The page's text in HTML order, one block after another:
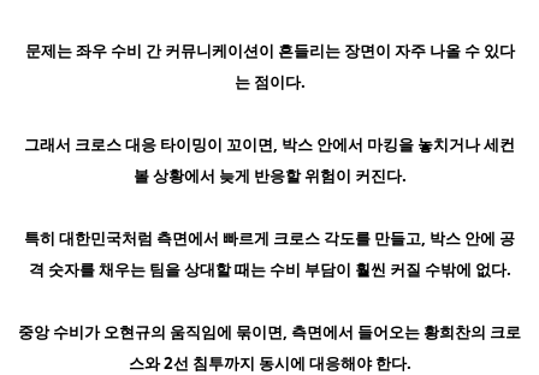
문제는 좌우 수비 간 커뮤니케이션이 흔들리는 장면이 자주 나올 수 있다
는 점이다.
그래서 크로스 대응 타이밍이 꼬이면, 박스 안에서 마킹을 놓치거나 세컨
볼 상황에서 늦게 반응할 위험이 커진다.
특히 대한민국처럼 측면에서 빠르게 크로스 각도를 만들고, 박스 안에 공
격 숫자를 채우는 팀을 상대할 때는 수비 부담이 훨씬 커질 수밖에 없다.
중앙 수비가 오현규의 움직임에 묶이면, 측면에서 들어오는 황희찬의 크로
스와 2선 침투까지 동시에 대응해야 한다.